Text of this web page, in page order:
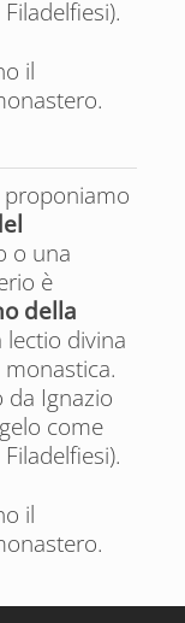
il
proponiamo
o una
è
della
divina
da Ignazio
come
il